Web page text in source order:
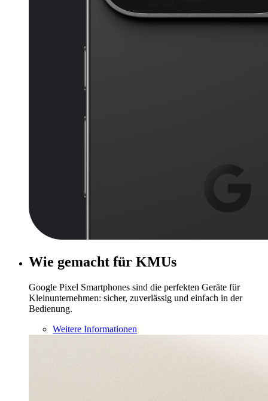
Wie gemacht für KMUs
Google Pixel Smartphones sind die perfekten Geräte für
Kleinunternehmen: sicher, zuverlässig und einfach in der
Bedienung.
Weitere Informationen